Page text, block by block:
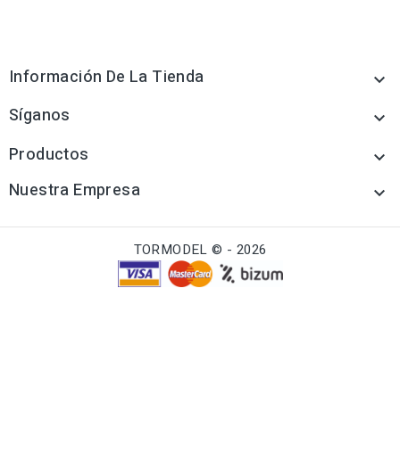
Información De La Tienda 
Síganos 
Productos 
Nuestra Empresa 
TORMODEL © - 2026